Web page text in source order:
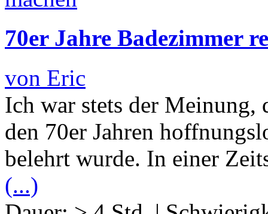
70er Jahre Badezimmer
von Eric
Ich war stets der Meinung,
den 70er Jahren
belehrt wurde. In einer
(...)